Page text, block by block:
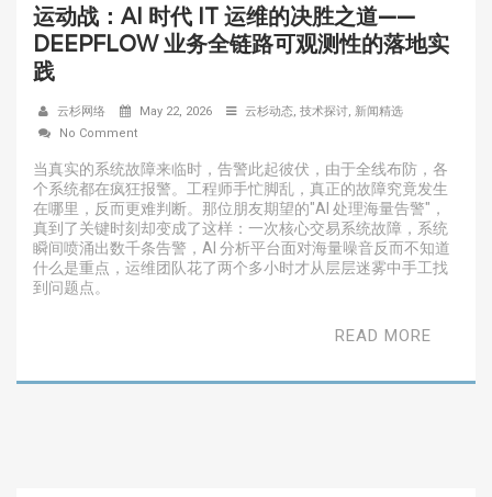
运动战：AI 时代 IT 运维的决胜之道——
DEEPFLOW 业务全链路可观测性的落地实
践
云杉网络 May 22, 2026 云杉动态, 技术探讨, 新闻精选
No Comment
当真实的系统故障来临时，告警此起彼伏，由于全线布防，各
个系统都在疯狂报警。工程师手忙脚乱，真正的故障究竟发生
在哪里，反而更难判断。那位朋友期望的"AI 处理海量告警"，
真到了关键时刻却变成了这样：一次核心交易系统故障，系统
瞬间喷涌出数千条告警，AI 分析平台面对海量噪音反而不知道
什么是重点，运维团队花了两个多小时才从层层迷雾中手工找
到问题点。
READ MORE